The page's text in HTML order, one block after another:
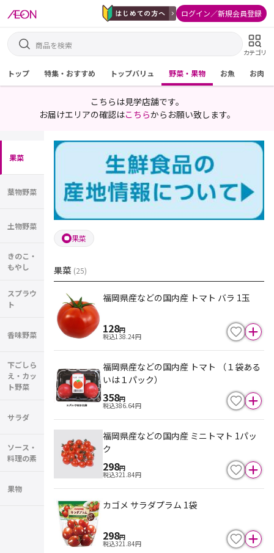
ログイン／新規会員登録
カテゴリ
トップ 特集・おすすめ トップバリュ 野菜・果物 お魚 お肉
こちらは見学店舗です。
お届けエリアの確認はこちらからお願い致します。
果菜
葉物野菜
土物野菜
きのこ・
もやし
スプラウ
ト
香味野菜
下ごしら
え・カッ
ト野菜
サラダ
ソース・
料理の素
果物
果菜
果菜 (25)
福岡県産などの国内産 トマト バラ 1玉
128円
税込138.24円
福岡県産などの国内産 トマト （１袋ある
いは１パック）
358円
税込386.64円
福岡県産などの国内産 ミニトマト 1パッ
ク
298円
税込321.84円
カゴメ サラダプラム 1袋
298円
税込321.84円